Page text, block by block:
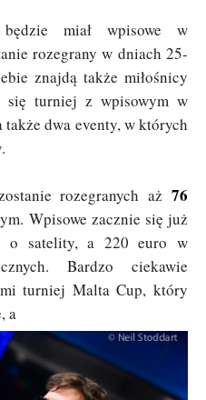
miał wpisowe w
rozegrany w dniach 25-
znajdą także miłośnicy
się turniej z wpisowym w
dwa eventy, w których
rozegranych aż 76
Wpisowe zacznie się już
o satelity, a 220 euro w
Bardzo ciekawie
turniej Malta Cup, który
a